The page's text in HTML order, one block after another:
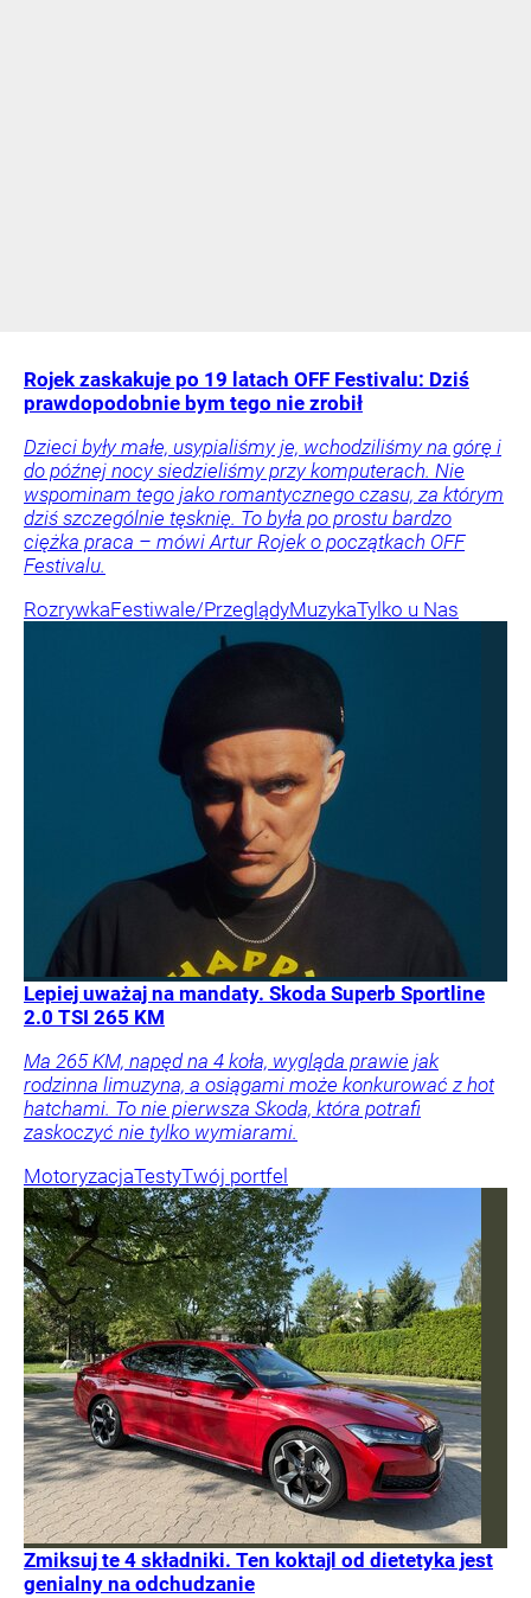
Rojek zaskakuje po 19 latach OFF Festivalu: Dziś
prawdopodobnie bym tego nie zrobił
Dzieci były małe, usypialiśmy je, wchodziliśmy na górę i
do późnej nocy siedzieliśmy przy komputerach. Nie
wspominam tego jako romantycznego czasu, za którym
dziś szczególnie tęsknię. To była po prostu bardzo
ciężka praca – mówi Artur Rojek o początkach OFF
Festivalu.
RozrywkaFestiwale/PrzeglądyMuzykaTylko u Nas
Lepiej uważaj na mandaty. Skoda Superb Sportline
2.0 TSI 265 KM
Ma 265 KM, napęd na 4 koła, wygląda prawie jak
rodzinna limuzyna, a osiągami może konkurować z hot
hatchami. To nie pierwsza Skoda, która potrafi
zaskoczyć nie tylko wymiarami.
MotoryzacjaTestyTwój portfel
Zmiksuj te 4 składniki. Ten koktajl od dietetyka jest
genialny na odchudzanie